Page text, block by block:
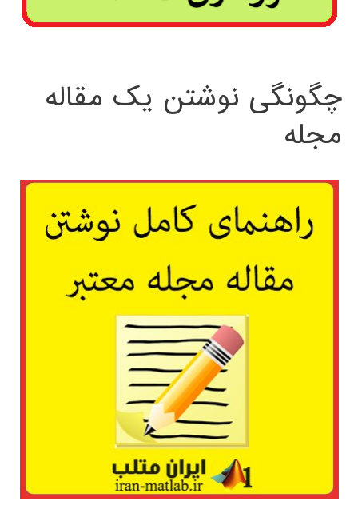
چگونگی نوشتن یک مقاله
مجله